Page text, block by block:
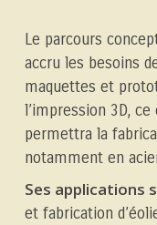
Le parcours
accru les besoins
maquettes et
l’impression 3D,
permettra la
notamment en
Ses applications
et fabrication